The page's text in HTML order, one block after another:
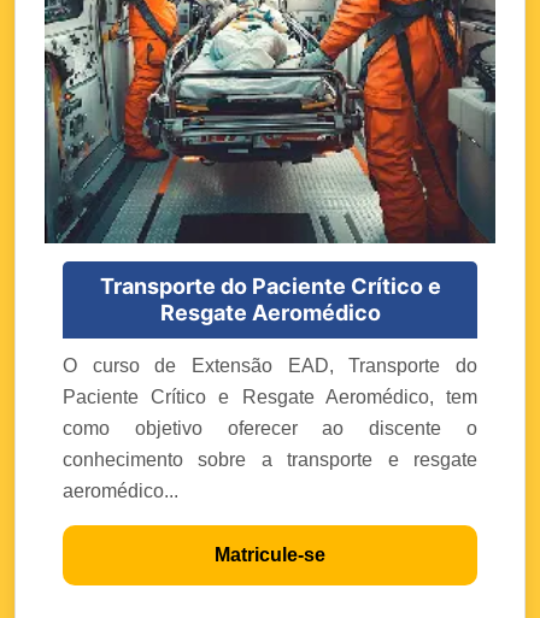
Transporte do Paciente Crítico e
Resgate Aeromédico
O curso de Extensão EAD, Transporte do
Paciente Crítico e Resgate Aeromédico, tem
como objetivo oferecer ao discente o
conhecimento sobre a transporte e resgate
aeromédico...
Matricule-se